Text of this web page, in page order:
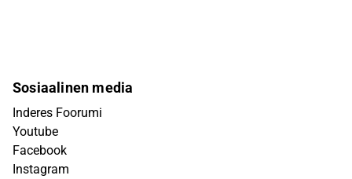
Sosiaalinen media
Inderes Foorumi
Youtube
Facebook
Instagram